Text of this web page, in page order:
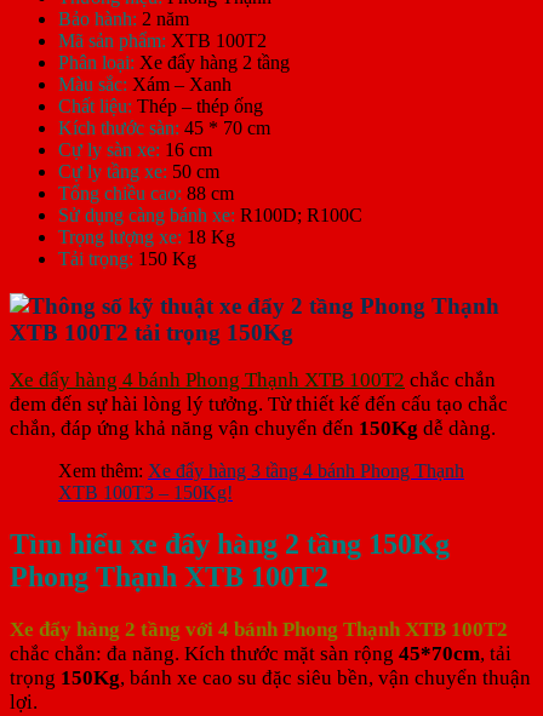
Bảo hành: 2 năm
Mã sản phẩm: XTB 100T2
Phân loại: Xe đẩy hàng 2 tầng
Màu sắc: Xám – Xanh
Chất liệu: Thép – thép ống
Kích thước sàn: 45 * 70 cm
Cự ly sàn xe: 16 cm
Cự ly tầng xe: 50 cm
Tổng chiều cao: 88 cm
Sử dụng càng bánh xe: R100D; R100C
Trọng lượng xe: 18 Kg
Tải trọng: 150 Kg
Xe đẩy hàng 4 bánh Phong Thạnh XTB 100T2 chắc chắn
đem đến sự hài lòng lý tưởng. Từ thiết kế đến cấu tạo chắc
chắn, đáp ứng khả năng vận chuyển đến 150Kg dễ dàng.
Xem thêm: Xe đẩy hàng 3 tầng 4 bánh Phong Thạnh
XTB 100T3 – 150Kg!
Tìm hiểu xe đẩy hàng 2 tầng 150Kg
Phong Thạnh XTB 100T2
Xe đẩy hàng 2 tầng với 4 bánh Phong Thạnh XTB 100T2
chắc chắn: đa năng. Kích thước mặt sàn rộng 45*70cm, tải
trọng 150Kg, bánh xe cao su đặc siêu bền, vận chuyển thuận
lợi.